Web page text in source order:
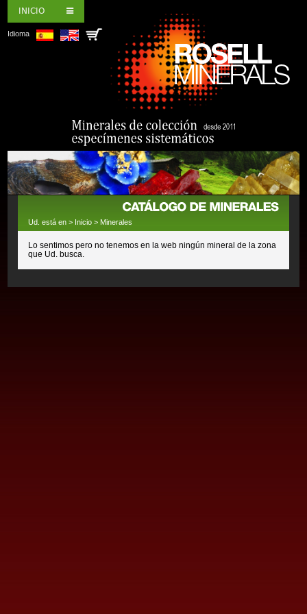
INICIO
Idioma
Ud. está en > Inicio > Minerales
Lo sentimos pero no tenemos en la web ningún mineral de la zona
que Ud. busca.